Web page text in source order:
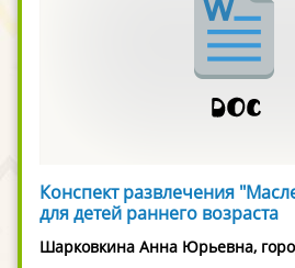
Конспект развлечения
для детей раннего возраста
Шарковкина Анна Юрьевна,